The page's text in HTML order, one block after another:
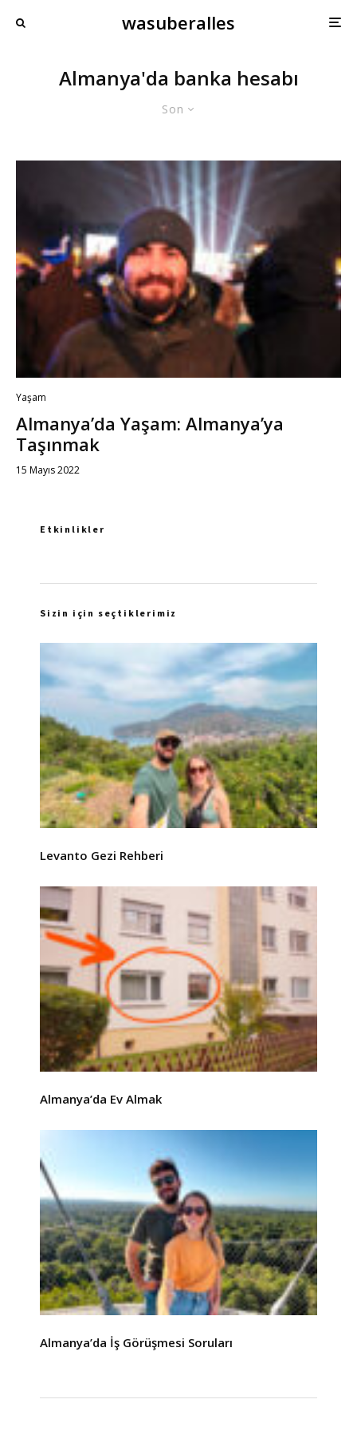
wasuberalles
Almanya'da banka hesabı
Son
Yaşam
Almanya’da Yaşam: Almanya’ya
Taşınmak
15 Mayıs 2022
Etkinlikler
Sizin için seçtiklerimiz
Levanto Gezi Rehberi
Almanya’da Ev Almak
Almanya’da İş Görüşmesi Soruları